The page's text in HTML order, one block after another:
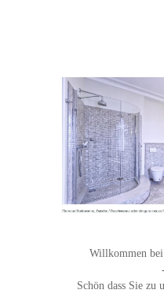
Willkommen
Schön dass Sie zu